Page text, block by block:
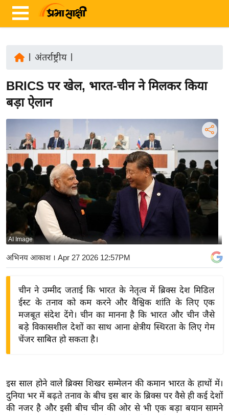
ज़ा
ख
रा
ष्ट्री
य
अं
त
य
बि
ज़
द्यो
त
वि
शे
अंतर्राष्ट्रीय|
BRICS पर खेल, भारत-चीन ने मिलकर किया
बड़ा ऐलान
AI Image
अभिनय आकाश। Apr 27 2026 12:57PM
चीन ने उम्मीद जताई कि भारत के नेतृत्व में ब्रिक्स देश मिडिल
ईस्ट के तनाव को कम करने और वैश्विक शांति के लिए एक
मजबूत संदेश देंगे। चीन का मानना है कि भारत और चीन जैसे
बड़े विकासशील देशों का साथ आना क्षेत्रीय स्थिरता के लिए गेम
चेंजर साबित हो सकता है।
इस साल होने वाले ब्रिक्स शिखर सम्मेलन की कमान भारत के हाथों में।
दुनिया भर में बढ़ते तनाव के बीच इस बार के ब्रिक्स पर वैसे ही कई देशों
की नजर है और इसी बीच चीन की ओर से भी एक बड़ा बयान सामने